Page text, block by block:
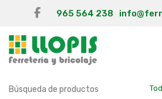
965 564 238